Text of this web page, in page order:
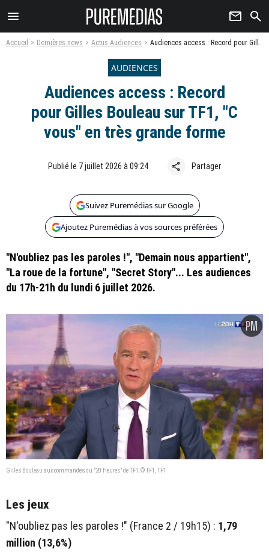
menu newsletter search
Accueil Dernières news Actus Audiences Audiences access : Record pour Gilles Bouleau sur TF1, "C vous" en très grande forme
AUDIENCES
Audiences access : Record
pour Gilles Bouleau sur TF1, "C
vous" en très grande forme
Publié le 7 juillet 2026 à 09:24 share Partager
Suivez Puremédias sur Google
Ajoutez Puremédias à vos sources préférées
"N'oubliez pas les paroles !", "Demain nous appartient",
"La roue de la fortune", "Secret Story"... Les audiences
du 17h-21h du lundi 6 juillet 2026.
Gilles Bouleau aux commandes du "20 Heures" de TF1.© TF1, TF1
Les jeux
"N'oubliez pas les paroles !" (France 2 / 19h15) : 1,79
million (13,6%)